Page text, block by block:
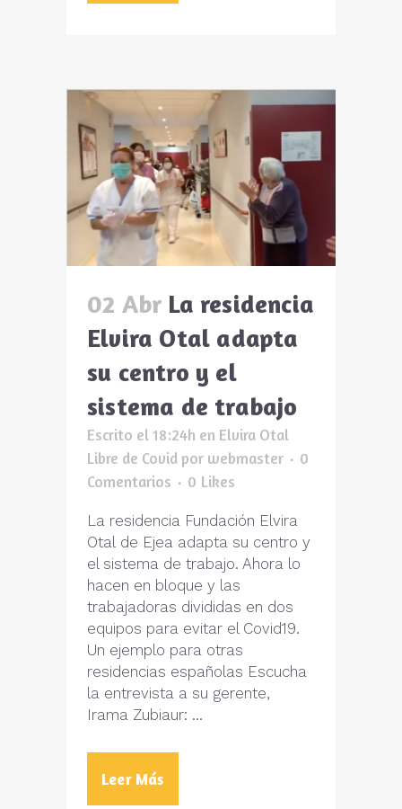
02 Abr La residencia
Elvira Otal adapta
su centro y el
sistema de trabajo
Escrito el 18:24h en Elvira Otal
Libre de Covidpor webmaster
0
Comentarios
0 Likes
La residencia Fundación Elvira
Otal de Ejea adapta su centro y
el sistema de trabajo. Ahora lo
hacen en bloque y las
trabajadoras divididas en dos
equipos para evitar el Covid19.
Un ejemplo para otras
residencias españolas Escucha
la entrevista a su gerente,
Irama Zubiaur: ...
Leer Más